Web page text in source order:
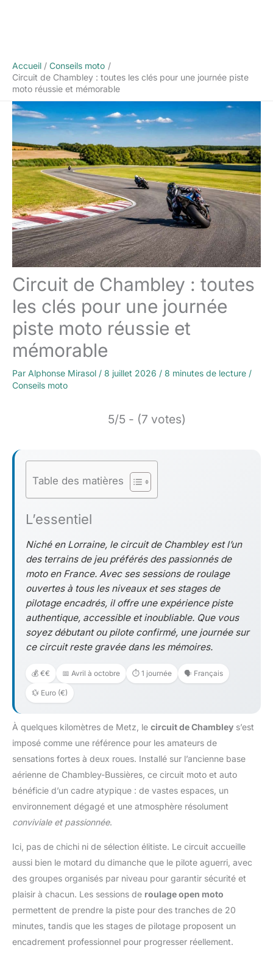
Accueil
Conseils moto
Circuit de Chambley : toutes les clés pour une journée piste
moto réussie et mémorable
Circuit de Chambley : toutes
les clés pour une journée
piste moto réussie et
mémorable
Par Alphonse Mirasol / 8 juillet 2026 / 8 minutes de lecture /
Conseils moto
5/5 - (7 votes)
Table des matières
L’essentiel
Niché en Lorraine, le circuit de Chambley est l’un
des terrains de jeu préférés des passionnés de
moto en France. Avec ses sessions de roulage
ouvertes à tous les niveaux et ses stages de
pilotage encadrés, il offre une expérience piste
authentique, accessible et inoubliable. Que vous
soyez débutant ou pilote confirmé, une journée sur
ce circuit reste gravée dans les mémoires.
💰 €€ 📅 Avril à octobre ⏱️ 1 journée 🗣️ Français
💱 Euro (€)
À quelques kilomètres de Metz, le circuit de Chambley s’est
imposé comme une référence pour les amateurs de
sensations fortes à deux roues. Installé sur l’ancienne base
aérienne de Chambley-Bussières, ce circuit moto et auto
bénéficie d’un cadre atypique : de vastes espaces, un
environnement dégagé et une atmosphère résolument
conviviale et passionnée.
Ici, pas de chichi ni de sélection élitiste. Le circuit accueille
aussi bien le motard du dimanche que le pilote aguerri, avec
des groupes organisés par niveau pour garantir sécurité et
plaisir à chacun. Les sessions de roulage open moto
permettent de prendre la piste pour des tranches de 20
minutes, tandis que les stages de pilotage proposent un
encadrement professionnel pour progresser réellement.